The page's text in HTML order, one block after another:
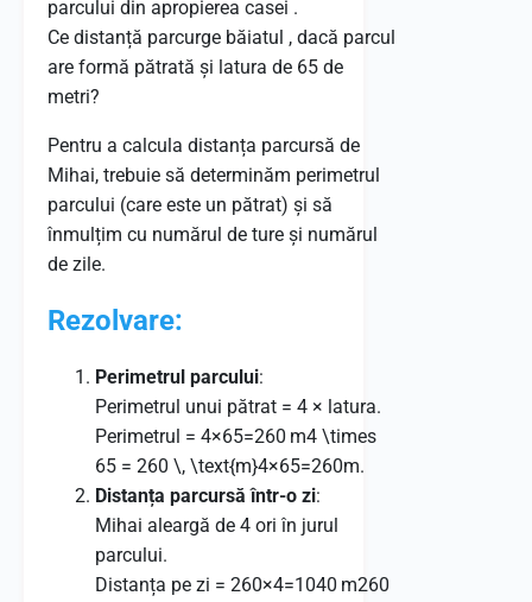
parcului din apropierea casei .
Ce distanță parcurge băiatul , dacă parcul
are formă pătrată și latura de 65 de
metri?
Pentru a calcula distanța parcursă de
Mihai, trebuie să determinăm perimetrul
parcului (care este un pătrat) și să
înmulțim cu numărul de ture și numărul
de zile.
Rezolvare:
Perimetrul parcului:
Perimetrul unui pătrat = 4 × latura.
Perimetrul = 4×65=260 m4 \times
65 = 260 \, \text{m}4×65=260m.
Distanța parcursă într-o zi:
Mihai aleargă de 4 ori în jurul
parcului.
Distanța pe zi = 260×4=1040 m260